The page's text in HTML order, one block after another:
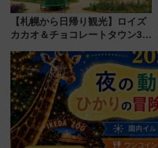
【札幌から日帰り観光】ロイズ
カカオ＆チョコレートタウン3周
詰め放題を開催、ロイズタウン
駅からのアクセスも